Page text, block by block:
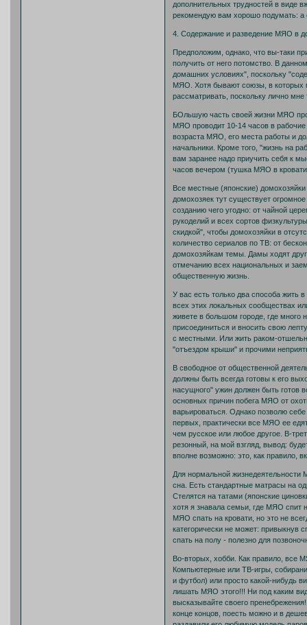
дополнительных трудностей в виде
рекомендую вам хорошо подумать: а
4. Содержание и разведение МЯО в
Предположим, однако, что вы-таки
получить от него потомство. В
домашних условиях", поскольку
МЯО. Хотя бывают союзы, в которых
рассматривать, поскольку лично
БОльшую часть своей жизни МЯО
МЯО проводит 10-14 часов в рабочие
возраста МЯО, его места работы и
начальники. Кроме того, "жизнь на
вам заранее надо приучить себя к
часов вечером (тушка МЯО в
Все местные (японские)
домохозяек тут существует
созданию чего угодно: от чайной
рукоделий и всех сортов
скидкой", чтобы домохозяйки в
количество сериалов по ТВ: от
домохозяйкам темы. Дамы ходят друг
отмечанию всех национальных и
общественную жизнь.
У вас есть только два способа жить
всех этих локальных сообществах
живете в большом городе, где много
присоединиться и вносить свою
с местными. Или жить раком-
"отъездом крыши" и прочими
В свободное от общественной
должны быть всегда готовы к его
насущного" ужин должен быть готов
основных причин побега МЯО от
варьироваться. Однако позволю
первых, практически все МЯО ее
чем русское или любое другое. В-
резонный, на мой взгляд, вывод:
вполне возможно: это, как правило,
Для нормальной
сна. Есть стандартные матрасы на
Стелятся на татами (японские
хотя я знавала семьи, где МЯО спит
МЯО спать на кровати, но это не
категорически не может: привыкнув
спать на полу - полезно для
Во-вторых, хобби. Как правило, все
Компьютерные или ТВ-игры,
и футбол) или просто какой-нибудь
лишать МЯО этого!!! Ни под каким
высказывайте своего
конце концов, поесть можно и в